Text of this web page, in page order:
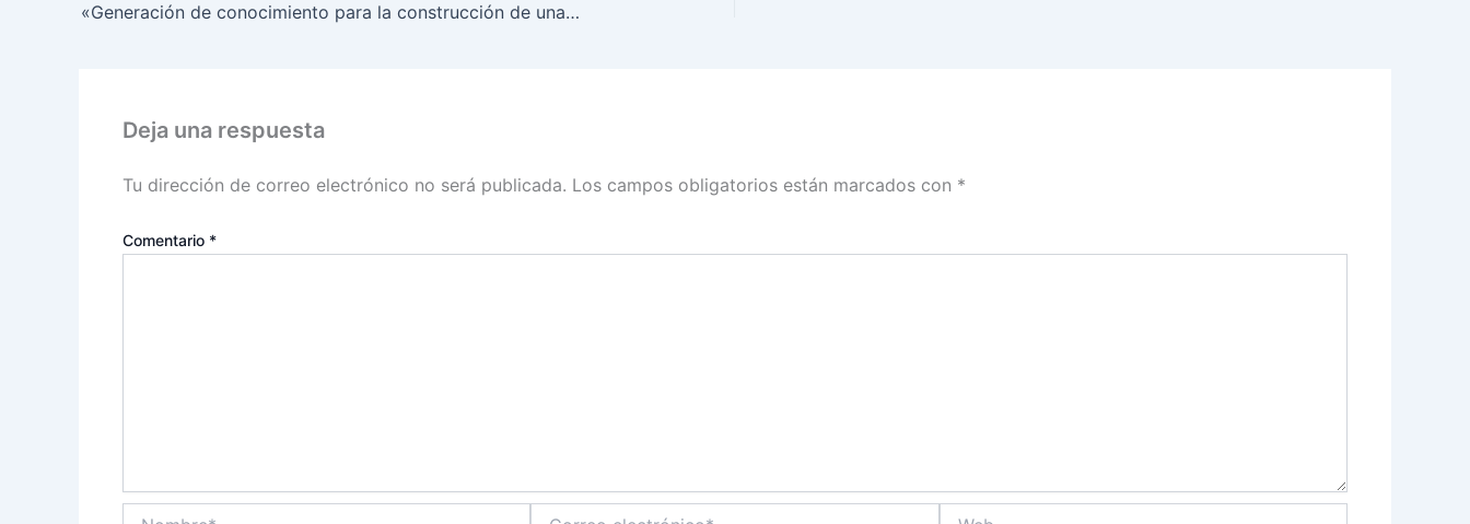
«Generación de conocimiento para la construcción de una democracia paritaria»
Deja una respuesta
Tu dirección de correo electrónico no será publicada. Los campos obligatorios están marcados con *
Comentario *